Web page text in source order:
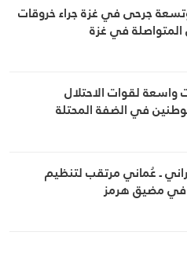
جرحى في غزة جراء خروقات
المتواصلة في غزة
واسعة لقوات الاحتلال
في الضفة المحتلة
ـ عُماني مرتقب لتنظيم
في مضيق هرمز